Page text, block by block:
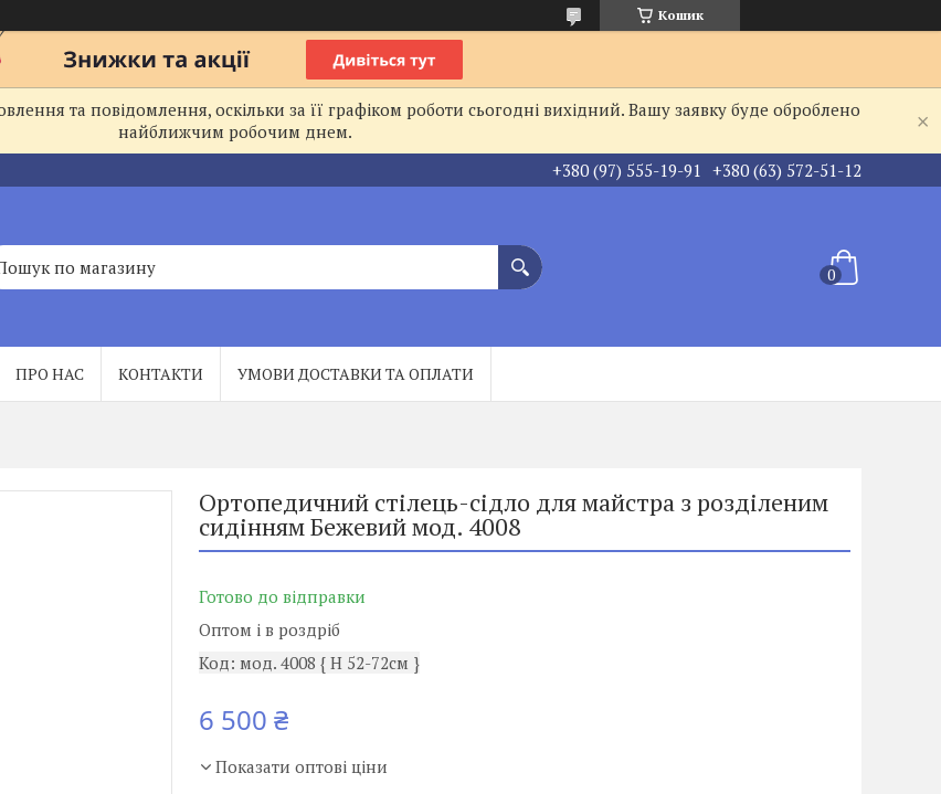
Кошик
та повідомлення, оскільки за її графіком роботи сьогодні вихідний. Вашу заявку буде оброблено
найближчим робочим днем.
+380 (97) 555-19-91 +380 (63) 572-51-12
ПРО НАС КОНТАКТИ УМОВИ ДОСТАВКИ ТА ОПЛАТИ
Ортопедичний стілець-сідло для майстра з розділеним
сидінням Бежевий мод. 4008
Готово до відправки
Оптом і в роздріб
Код: мод. 4008 { H 52-72см }
6 500 ₴
Показати оптові ціни